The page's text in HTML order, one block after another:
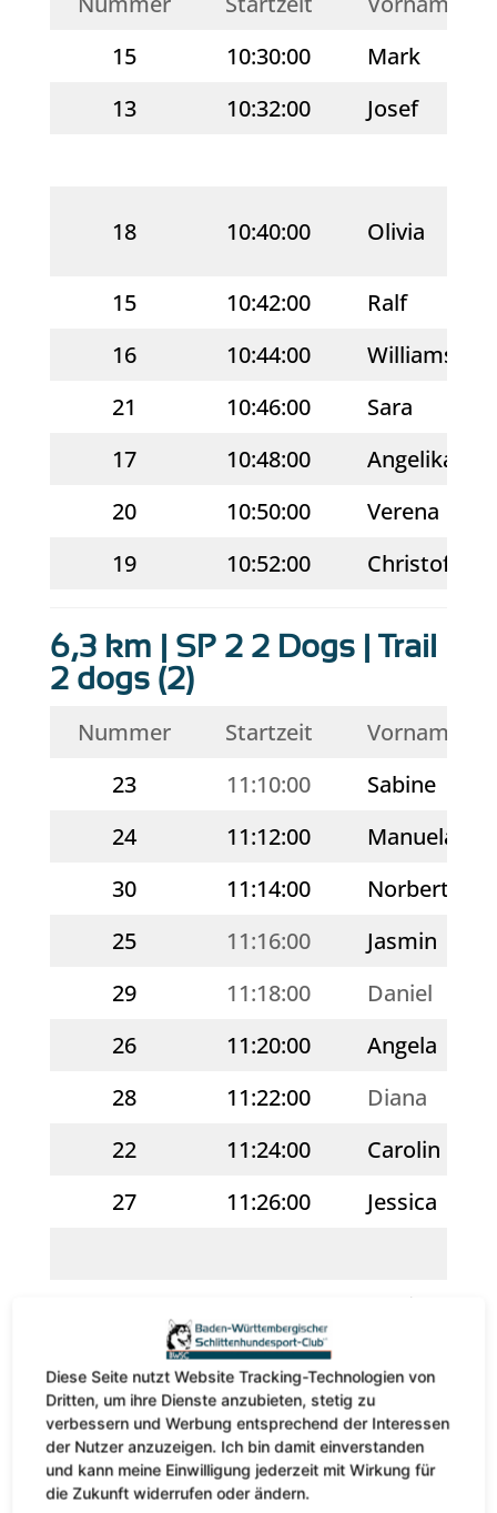
15
10:30:00
Mark
13
10:32:00 Josef
18 10:40:00 Olivia
15 10:42:00
Ralf
16
10:44:00
Williams
21
10:46:00
Sara
17
10:48:00
Angelika
20
10:50:00
Verena
19
10:52:00 Christof
6,3 km | SP 2 2 Dogs | Trail
2 dogs (2)
Nummer Startzeit
Vorname
23
11:10:00
Sabine
24
11:12:00
Manuela
30
11:14:00
Norbert
25
11:16:00
Jasmin
29
11:18:00
Daniel
26
11:20:00
Angela
28
11:22:00
Diana
22
11:24:00
Carolin
27
11:26:00 Jessica
Marina
11:32:00
36
11:34:00
Timo
34
11:36:00
Oksana
Diese Seite nutzt Website Tracking-Technologien von
Dritten, um ihre Dienste anzubieten, stetig zu
verbessern und Werbung entsprechend der Interessen
der Nutzer anzuzeigen. Ich bin damit einverstanden
und kann meine Einwilligung jederzeit mit Wirkung für
die Zukunft widerrufen oder ändern.